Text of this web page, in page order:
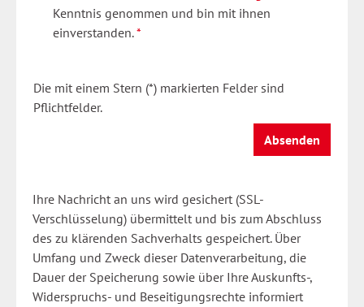
Kenntnis genommen und bin mit ihnen
einverstanden.*
Die mit einem Stern (*) markierten Felder sind
Pflichtfelder.
Absenden
Ihre Nachricht an uns wird gesichert (SSL-
Verschlüsselung) übermittelt und bis zum Abschluss
des zu klärenden Sachverhalts gespeichert. Über
Umfang und Zweck dieser Datenverarbeitung, die
Dauer der Speicherung sowie über Ihre Auskunfts-,
Widerspruchs- und Beseitigungsrechte informiert